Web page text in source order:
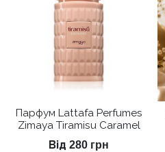
Парфум Lattafa Perfumes
Zimaya Tiramisu Caramel
Від 280 грн